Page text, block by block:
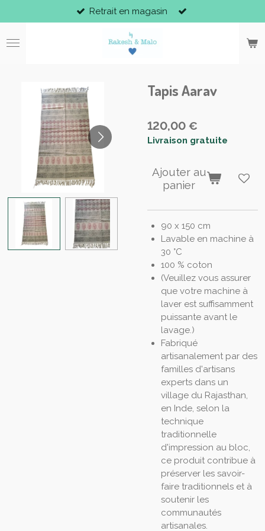
au
contenu
Retrait en magasin
Tapis Aarav
120,00 €
Livraison gratuite
Ajouter au
panier
90 x 150 cm
Lavable en machine à
30 °C
100 % coton
(Veuillez vous assurer
que votre machine à
laver est suffisamment
puissante avant le
lavage.)
Fabriqué
artisanalement par des
familles d'artisans
experts dans un
village du Rajasthan,
en Inde, selon la
technique
traditionnelle
d'impression au bloc,
ce produit contribue à
préserver les savoir-
faire traditionnels et à
soutenir les
communautés
artisanales.